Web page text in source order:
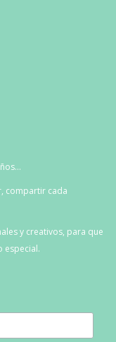
compartir cada
y creativos, para que
especial.